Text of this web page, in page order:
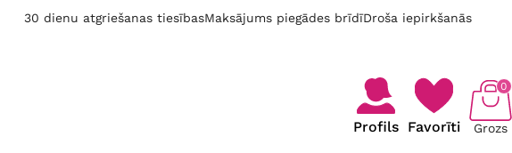
30 dienu atgriešanas tiesībasMaksājums piegādes brīdīDroša iepirkšanās
Profils Favorīti Grozs
0